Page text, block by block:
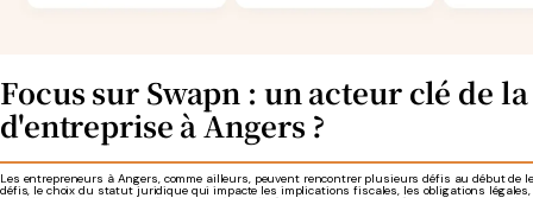
Focus sur Swapn : un acteur clé de
d'entreprise à Angers ?
Les entrepreneurs à Angers, comme ailleurs, peuvent rencontrer plusieurs défis au début de
défis, le choix du statut juridique qui impacte les implications fiscales, les obligations